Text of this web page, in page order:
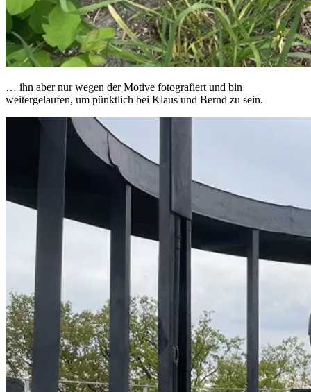
… ihn aber nur wegen der Motive fotografiert und bin
weitergelaufen, um pünktlich bei Klaus und Bernd zu sein.